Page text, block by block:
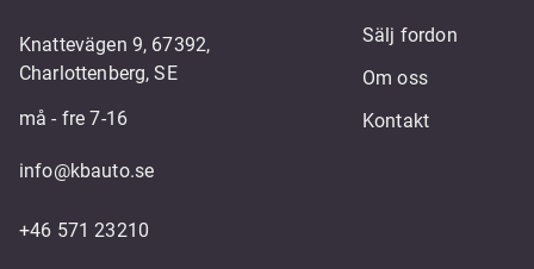
Knattevägen 9, 67392,
Charlottenberg, SE
må - fre 7-16
info@kbauto.se
+46 571 23210
Sälj fordon
Om oss
Kontakt